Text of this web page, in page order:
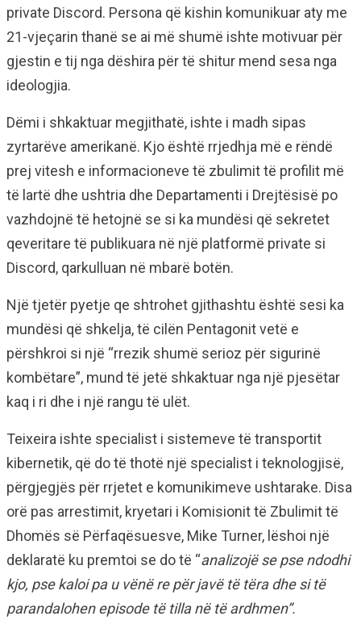
private Discord. Persona që kishin komunikuar aty me
21-vjeçarin thanë se ai më shumë ishte motivuar për
gjestin e tij nga dëshira për të shitur mend sesa nga
ideologjia.
Dëmi i shkaktuar megjithatë, ishte i madh sipas
zyrtarëve amerikanë. Kjo është rrjedhja më e rëndë
prej vitesh e informacioneve të zbulimit të profilit më
të lartë dhe ushtria dhe Departamenti i Drejtësisë po
vazhdojnë të hetojnë se si ka mundësi që sekretet
qeveritare të publikuara në një platformë private si
Discord, qarkulluan në mbarë botën.
Një tjetër pyetje qe shtrohet gjithashtu është sesi ka
mundësi që shkelja, të cilën Pentagonit vetë e
përshkroi si një “rrezik shumë serioz për sigurinë
kombëtare”, mund të jetë shkaktuar nga një pjesëtar
kaq i ri dhe i një rangu të ulët.
Teixeira ishte specialist i sistemeve të transportit
kibernetik, që do të thotë një specialist i teknologjisë,
përgjegjës për rrjetet e komunikimeve ushtarake. Disa
orë pas arrestimit, kryetari i Komisionit të Zbulimit të
Dhomës së Përfaqësuesve, Mike Turner, lëshoi një
deklaratë ku premtoi se do të “analizojë se pse ndodhi
kjo, pse kaloi pa u vënë re për javë të tëra dhe si të
parandalohen episode të tilla në të ardhmen”.